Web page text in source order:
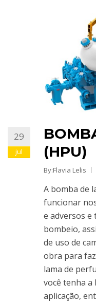
29
jul
(HPU)
By:Flavia Lelis
A bomba de
funcionar
e adversos e
bombeio,
de uso de
obra para
lama de
você tenha a
aplicação,